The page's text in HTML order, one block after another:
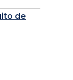
de